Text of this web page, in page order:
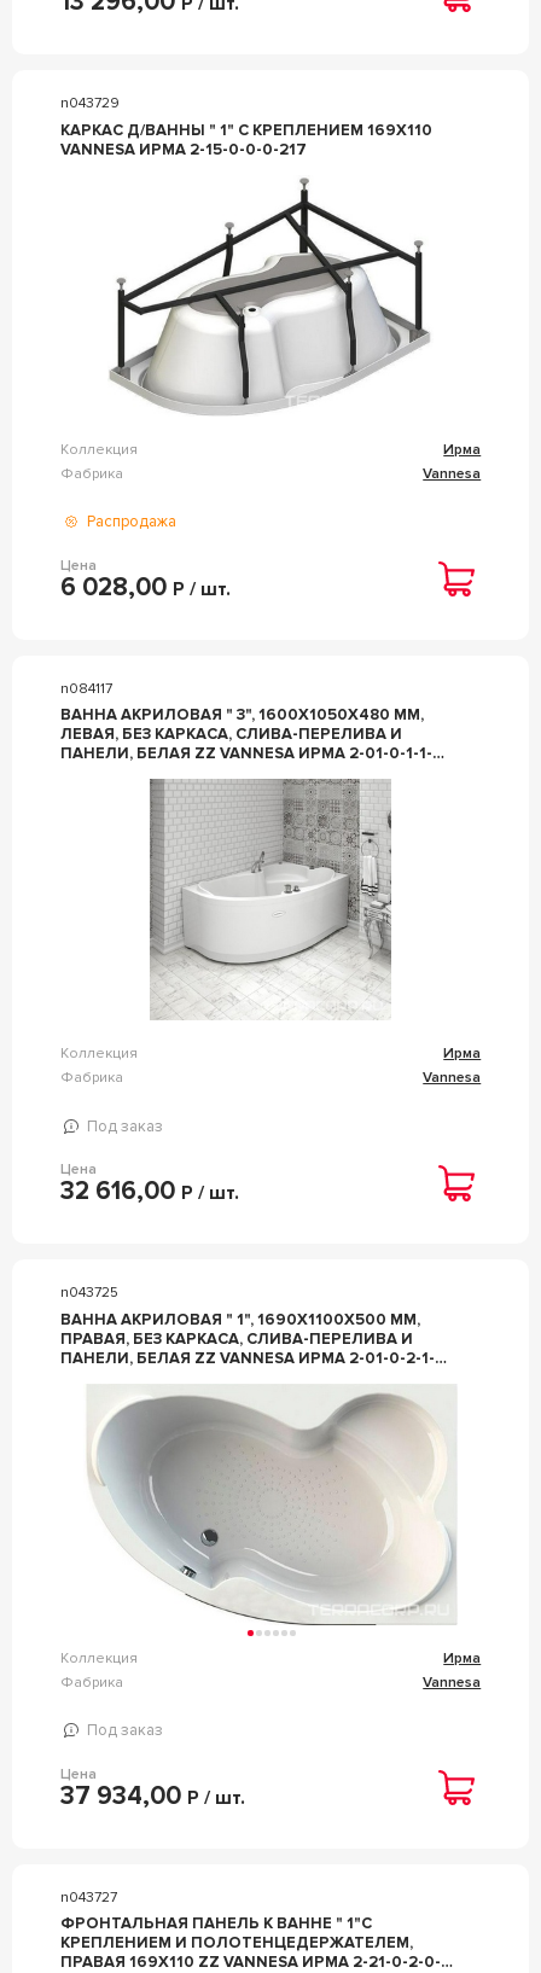
n043729
КАРКАС Д/ВАННЫ " 1" С КРЕПЛЕНИЕМ 169Х110
VANNESA ИРМА 2-15-0-0-0-217
Коллекция
Ирма
Фабрика
Vannesa
Распродажа
Цена
6 028,00 Р / шт.
n084117
ВАННА АКРИЛОВАЯ " 3", 1600Х1050X480 ММ,
ЛЕВАЯ, БЕЗ КАРКАСА, СЛИВА-ПЕРЕЛИВА И
ПАНЕЛИ, БЕЛАЯ ZZ VANNESA ИРМА 2-01-0-1-1-
Коллекция
Ирма
Фабрика
Vannesa
Под заказ
Цена
32 616,00 Р / шт.
n043725
ВАННА АКРИЛОВАЯ " 1", 1690Х1100X500 ММ,
ПРАВАЯ, БЕЗ КАРКАСА, СЛИВА-ПЕРЕЛИВА И
ПАНЕЛИ, БЕЛАЯ ZZ VANNESA ИРМА 2-01-0-2-1-
Коллекция
Ирма
Фабрика
Vannesa
Под заказ
Цена
37 934,00 Р / шт.
n043727
ФРОНТАЛЬНАЯ ПАНЕЛЬ К ВАННЕ " 1"С
КРЕПЛЕНИЕМ И ПОЛОТЕНЦЕДЕРЖАТЕЛЕМ,
ПРАВАЯ 169Х110 ZZ VANNESA ИРМА 2-21-0-2-0-